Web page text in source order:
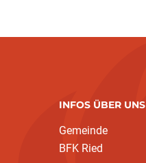
INFOS ÜBER UNS
Gemeinde
BFK Ried